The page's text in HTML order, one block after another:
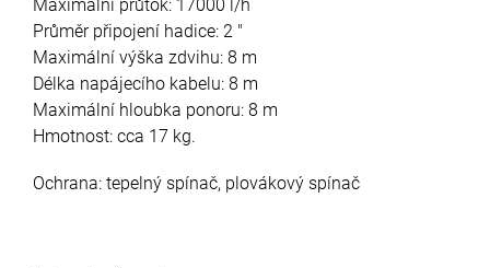
Maximální průtok: 17000 l/h
Průměr připojení hadice: 2 "
Maximální výška zdvihu: 8 m
Délka napájecího kabelu: 8 m
Maximální hloubka ponoru: 8 m
Hmotnost: cca 17 kg.
Ochrana: tepelný spínač, plovákový spínač